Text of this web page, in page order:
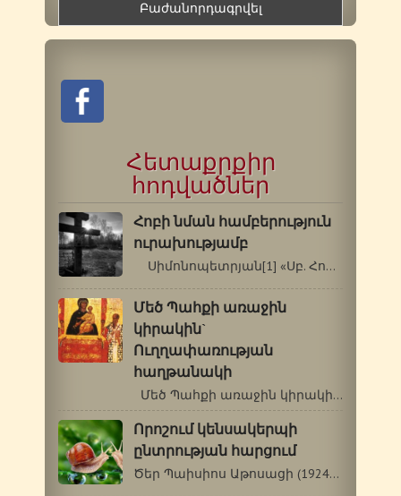
Հետաքրքիր
հոդվածներ
Հոբի նման համբերություն
ուրախությամբ
Սիմոնոպետրյան[1] «Սբ. Հովհաննես…
Մեծ Պահքի առաջին
կիրակին`
Ուղղափառության
հաղթանակի
Մեծ Պահքի առաջին կիրակի օրը Եկեղեցին…
Որոշում կենսակերպի
ընտրության հարցում
Ծեր Պաիսիոս Աթոսացի (1924-1994 թթ.) …